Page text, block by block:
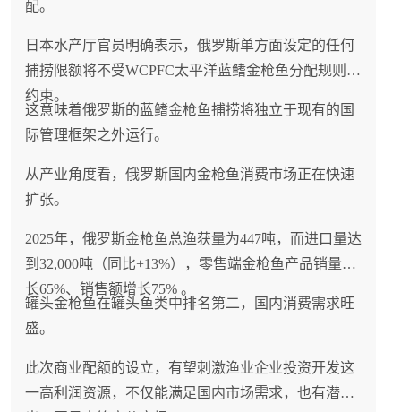
配。
日本水产厅官员明确表示，俄罗斯单方面设定的任何
捕捞限额将不受WCPFC太平洋蓝鳍金枪鱼分配规则的
约束。
这意味着俄罗斯的蓝鳍金枪鱼捕捞将独立于现有的国
际管理框架之外运行。
从产业角度看，俄罗斯国内金枪鱼消费市场正在快速
扩张。
2025年，俄罗斯金枪鱼总渔获量为447吨，而进口量达
到32,000吨（同比+13%），零售端金枪鱼产品销量增
长65%、销售额增长75% 。
罐头金枪鱼在罐头鱼类中排名第二，国内消费需求旺
盛。
此次商业配额的设立，有望刺激渔业企业投资开发这
一高利润资源，不仅能满足国内市场需求，也有潜力